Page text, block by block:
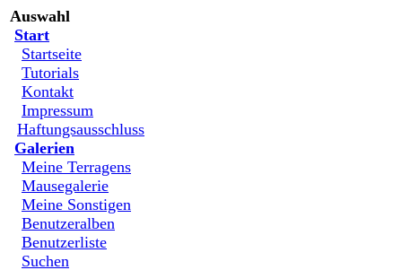
Auswahl
Start
Startseite
Tutorials
Kontakt
Impressum
Haftungsausschluss
Galerien
Meine Terragens
Mausegalerie
Meine Sonstigen
Benutzeralben
Benutzerliste
Suchen